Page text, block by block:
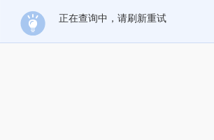
正在查询中，请刷新重试